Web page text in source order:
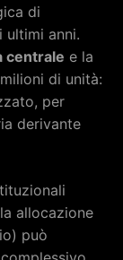
di
ultimi anni.
centrale e la
di unità:
per
derivante
allocazione
può